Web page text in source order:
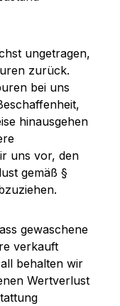
ungetragen,
zurück.
bei uns
hinausgehen
uns vor, den
gemäß §
gewaschene
verkauft
behalten wir
Wertverlust